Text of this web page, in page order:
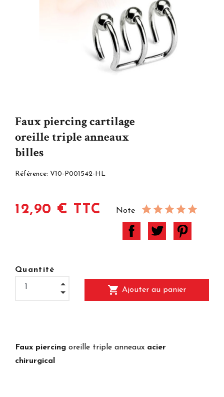
Faux piercing cartilage
oreille triple anneaux
billes
Référence: V10-P001542-HL
12,90 € TTC Note
Quantité
shopping_cart Ajouter au panier
Faux piercing oreille triple anneaux acier
chirurgical